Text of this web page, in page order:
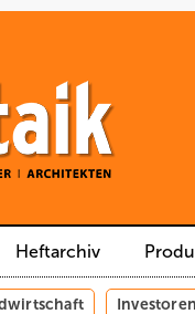
Heftarchiv
Investoren